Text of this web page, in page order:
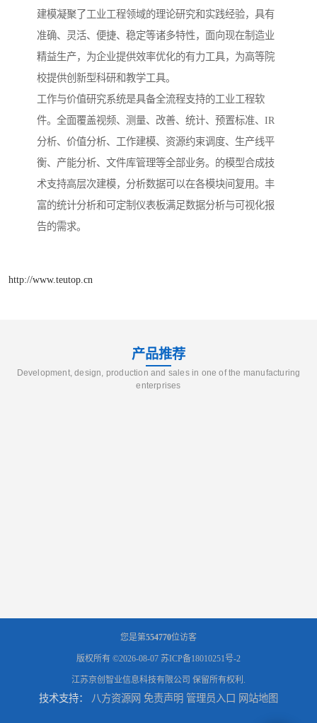
建模凝聚了工业工程领域的理论研究和实践经验，具有
准确、灵活、便捷、稳定等诸多特性，面向现在制造业
精益生产，为企业提供效率优化的有力工具，为高等院
校提供创新型科研和教学工具。
工作与价值研究系统是具备全流程支持的工业工程软
件。全面覆盖视频、测量、改善、统计、预置标准、IR
分析、价值分析、工作建模、资源约束调度、生产线平
衡、产能分析、文件库管理等全部业务。的模型合成技
术支持高层次建模，分析数据可以在各模块间复用。丰
富的统计分析和可定制仪表板满足数据分析与可视化报
告的需求。
http://www.teutop.cn
产品推荐
Development, design, production and sales in one of the manufacturing
enterprises
您是第554770位访客
版权所有 ©2026-08-07 苏ICP备18010251号-2
江苏京创智业信息科技有限公司 保留所有权利.
技术支持： 八方资源网 免责声明 管理员入口 网站地图